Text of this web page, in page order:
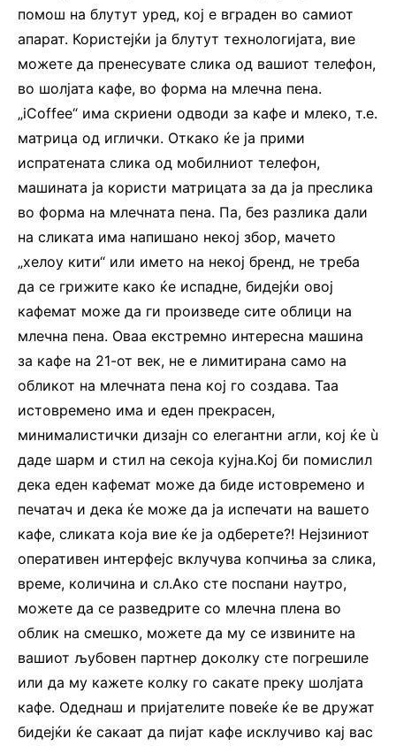
помош на блутут уред, кој е вграден во самиот
апарат. Користејќи ја блутут технологијата, вие
можете да пренесувате слика од вашиот телефон,
во шолјата кафе, во форма на млечна пена.
„iCoffee“ има скриени одводи за кафе и млеко, т.е.
матрица од иглички. Откако ќе ја прими
испратената слика од мобилниот телефон,
машината ја користи матрицата за да ја преслика
во форма на млечната пена. Па, без разлика дали
на сликата има напишано некој збор, мачето
„хелоу кити“ или името на некој бренд, не треба
да се грижите како ќе испадне, бидејќи овој
кафемат може да ги произведе сите облици на
млечна пена. Оваа екстремно интересна машина
за кафе на 21-от век, не е лимитирана само на
обликот на млечната пена кој го создава. Таа
истовремено има и еден прекрасен,
минималистички дизајн со елегантни агли, кој ќе ù
даде шарм и стил на секоја кујна.Кој би помислил
дека еден кафемат може да биде истовремено и
печатач и дека ќе може да ја испечати на вашето
кафе, сликата која вие ќе ја одберете?! Нејзиниот
оперативен интерфејс вклучува копчиња за слика,
време, количина и сл.Ако сте поспани наутро,
можете да се разведрите со млечна плена во
облик на смешко, можете да му се извините на
вашиот љубовен партнер доколку сте погрешиле
или да му кажете колку го сакате преку шолјата
кафе. Одеднаш и пријателите повеќе ќе ве дружат
бидејќи ќе сакаат да пијат кафе исклучиво кај вас